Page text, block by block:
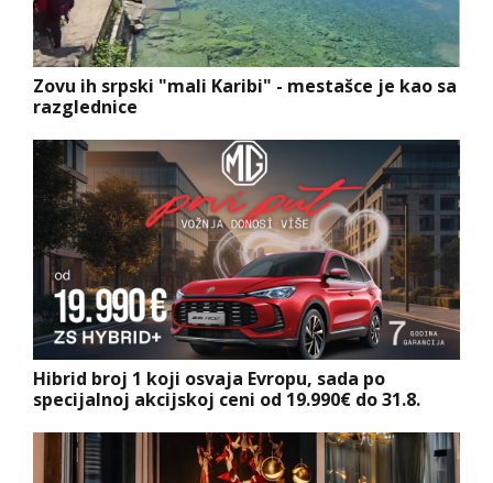
Zovu ih srpski "mali Karibi" - mestašce je kao sa
razglednice
Hibrid broj 1 koji osvaja Evropu, sada po
specijalnoj akcijskoj ceni od 19.990€ do 31.8.